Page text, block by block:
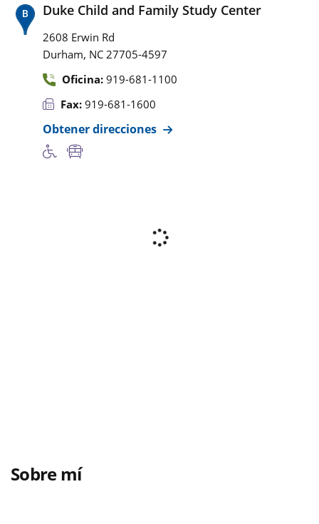
Duke Child and Family Study Center
2608 Erwin Rd
Durham, NC 27705-4597
Oficina: 919-681-1100
Fax: 919-681-1600
Obtener direcciones
Sobre mí